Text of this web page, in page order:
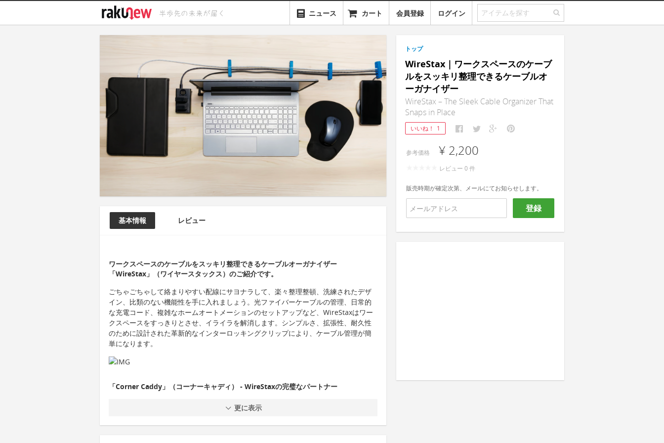
ニュース カート 会員登録 ログイン
基本情報 レビュー
ワークスペースのケーブルをスッキリ整理できるケーブルオーガナイザー
「WireStax」（ワイヤースタックス）のご紹介です。
ごちゃごちゃして絡まりやすい配線にサヨナラして、楽々整理整頓、洗練されたデザ
イン、比類のない機能性を手に入れましょう。光ファイバーケーブルの管理、日常的
な充電コード、複雑なホームオートメーションのセットアップなど、WireStaxはワー
クスペースをすっきりとさせ、イライラを解消します。シンプルさ、拡張性、耐久性
のために設計された革新的なインターロッキングクリップにより、ケーブル管理が簡
単になります。
「Corner Caddy」（コーナーキャディ） - WireStaxの完璧なパートナー
更に表示
トップ
WireStax｜ワークスペースのケーブ
ルをスッキリ整理できるケーブルオ
ーガナイザー
WireStax – The Sleek Cable Organizer That
Snaps in Place
いいね！ 1
参考価格 ¥ 2,200
レビュー 0 件
販売時期が確定次第、メールにてお知らせします。
登録